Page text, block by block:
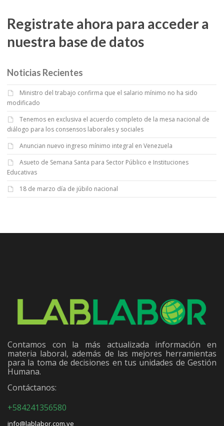
Registrate ahora para acceder a
nuestra base de datos
Noticias Recientes
Ministro del trabajo confirma que el salario mínimo no ha sido
modificado
Tenemos en exclusiva el acuerdo completo de la mesa nacional de
diálogo para los consensos laborales y sociales
Anuncian nuevo ingreso mínimo integral en Venezuela
Asueto de Semana Santa para Sector Público e Instituciones
Educativas
18 de marzo día de júbilo nacional
Contamos con la más actualizada información en
materia laboral, además de las mejores herramientas
para la toma de decisiones en tus unidades de Gestión
Humana.
Contáctanos:
+584241356580
info@lablabor.com.ve